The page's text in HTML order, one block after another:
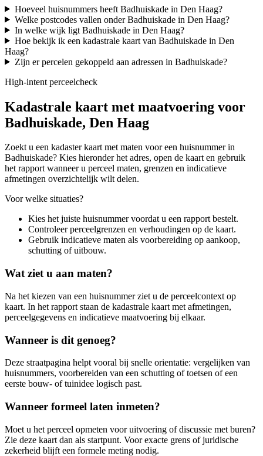
Hoeveel huisnummers heeft Badhuiskade in Den Haag?
Welke postcodes vallen onder Badhuiskade in Den Haag?
In welke wijk ligt Badhuiskade in Den Haag?
Hoe bekijk ik een kadastrale kaart van Badhuiskade in Den
Haag?
Zijn er percelen gekoppeld aan adressen in Badhuiskade?
High-intent perceelcheck
Kadastrale kaart met maatvoering voor
Badhuiskade, Den Haag
Zoekt u een kadaster kaart met maten voor een huisnummer in
Badhuiskade? Kies hieronder het adres, open de kaart en gebruik
het rapport wanneer u perceel maten, grenzen en indicatieve
afmetingen overzichtelijk wilt delen.
Voor welke situaties?
Kies het juiste huisnummer voordat u een rapport bestelt.
Controleer perceelgrenzen en verhoudingen op de kaart.
Gebruik indicatieve maten als voorbereiding op aankoop,
schutting of uitbouw.
Wat ziet u aan maten?
Na het kiezen van een huisnummer ziet u de perceelcontext op
kaart. In het rapport staan de kadastrale kaart met afmetingen,
perceelgegevens en indicatieve maatvoering bij elkaar.
Wanneer is dit genoeg?
Deze straatpagina helpt vooral bij snelle orientatie: vergelijken van
huisnummers, voorbereiden van een schutting of toetsen of een
eerste bouw- of tuinidee logisch past.
Wanneer formeel laten inmeten?
Moet u het perceel opmeten voor uitvoering of discussie met buren?
Zie deze kaart dan als startpunt. Voor exacte grens of juridische
zekerheid blijft een formele meting nodig.